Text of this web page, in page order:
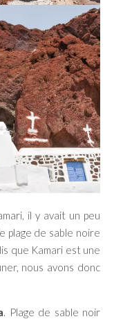
il y avait un peu
plage de sable noire
que Kamari est une
nous avons donc
. Plage de sable noir